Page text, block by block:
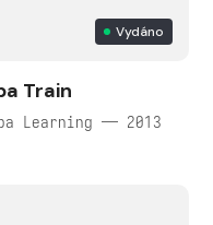
Vydáno
Train
Learning — 2013